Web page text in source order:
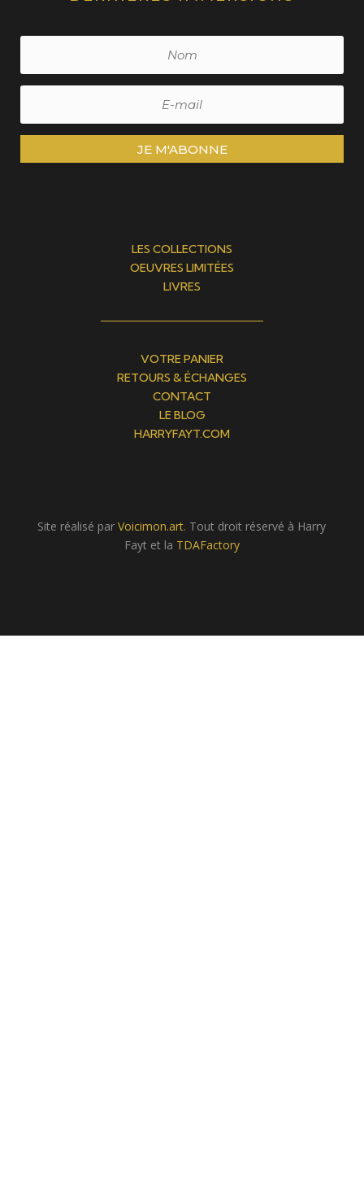
JE M'ABONNE
LES COLLECTIONS
OEUVRES LIMITÉES
LIVRES
VOTRE PANIER
RETOURS & ÉCHANGES
CONTACT
LE BLOG
HARRYFAYT.COM
Site réalisé parVoicimon.art. Tout droit réservé à Harry
Fayt et la TDAFactory